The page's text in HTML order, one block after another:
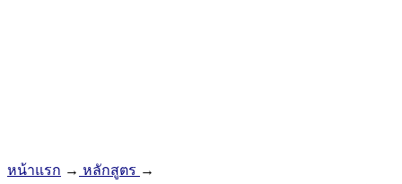
หน้าแรก → หลักสูตร →